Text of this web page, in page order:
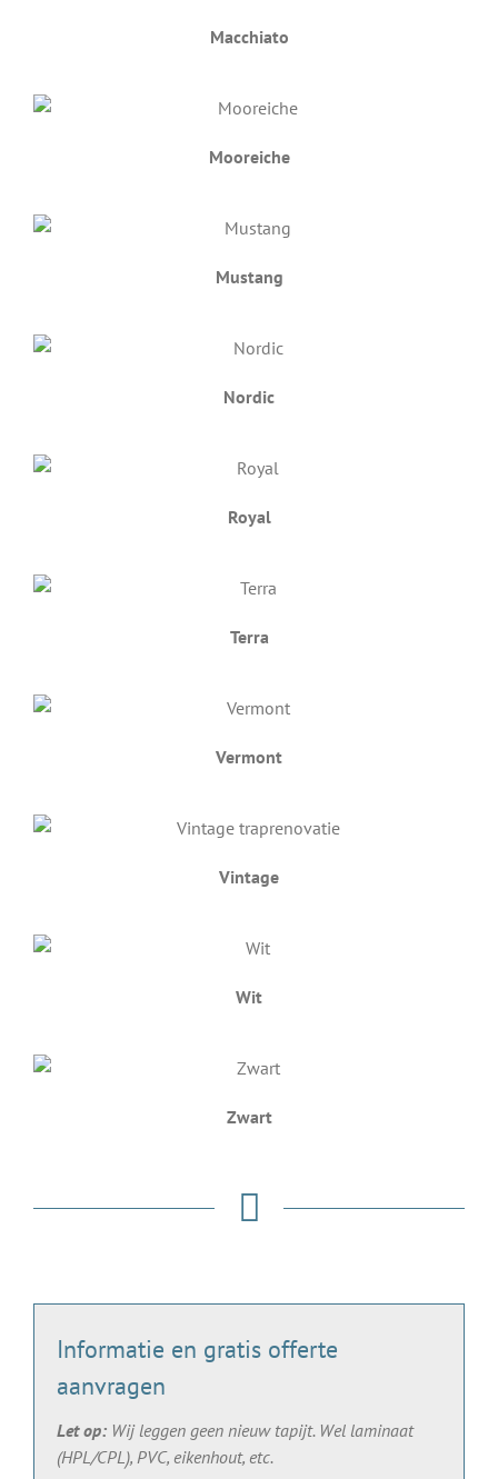
Macchiato
Mooreiche
Mustang
Nordic
Royal
Terra
Vermont
Vintage
Wit
Zwart
Informatie en gratis offerte
aanvragen
Let op:Wij leggen geen nieuw tapijt. Wel laminaat
(HPL/CPL), PVC, eikenhout, etc.